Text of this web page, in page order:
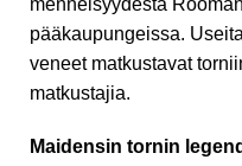
menneisyydestä
pääkaupungeissa.
veneet matkustavat
matkustajia.
Maidensin tornin